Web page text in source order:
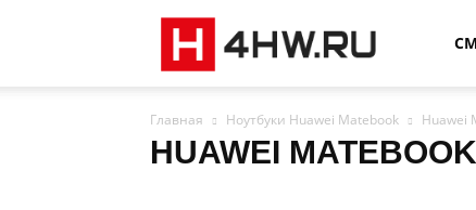
Главная Ноутбуки Huawei Matebook Huawei
HUAWEI